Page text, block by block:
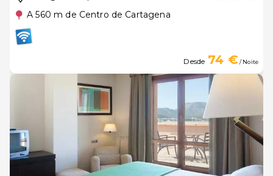
A 560 m de Centro de Cartagena
Desde 74 €/ Noite